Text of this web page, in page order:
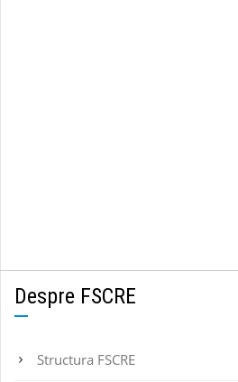
Despre FSCRE
Structura FSCRE